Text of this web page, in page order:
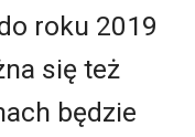
roku 2019
się też
będzie